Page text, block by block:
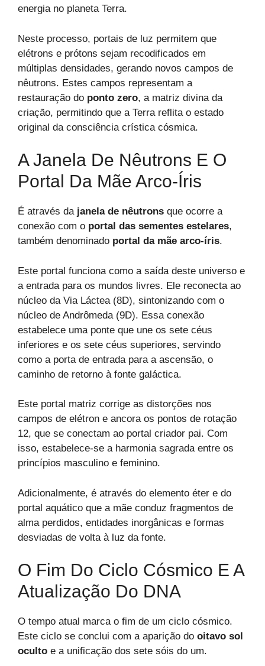
energia no planeta Terra.
Neste processo, portais de luz permitem que
elétrons e prótons sejam recodificados em
múltiplas densidades, gerando novos campos de
nêutrons. Estes campos representam a
restauração do ponto zero, a matriz divina da
criação, permitindo que a Terra reflita o estado
original da consciência crística cósmica.
A Janela De Nêutrons E O
Portal Da Mãe Arco-Íris
É através da janela de nêutrons que ocorre a
conexão com o portal das sementes estelares,
também denominado portal da mãe arco-íris.
Este portal funciona como a saída deste universo e
a entrada para os mundos livres. Ele reconecta ao
núcleo da Via Láctea (8D), sintonizando com o
núcleo de Andrômeda (9D). Essa conexão
estabelece uma ponte que une os sete céus
inferiores e os sete céus superiores, servindo
como a porta de entrada para a ascensão, o
caminho de retorno à fonte galáctica.
Este portal matriz corrige as distorções nos
campos de elétron e ancora os pontos de rotação
12, que se conectam ao portal criador pai. Com
isso, estabelece-se a harmonia sagrada entre os
princípios masculino e feminino.
Adicionalmente, é através do elemento éter e do
portal aquático que a mãe conduz fragmentos de
alma perdidos, entidades inorgânicas e formas
desviadas de volta à luz da fonte.
O Fim Do Ciclo Cósmico E A
Atualização Do DNA
O tempo atual marca o fim de um ciclo cósmico.
Este ciclo se conclui com a aparição do oitavo sol
oculto e a unificação dos sete sóis do um.